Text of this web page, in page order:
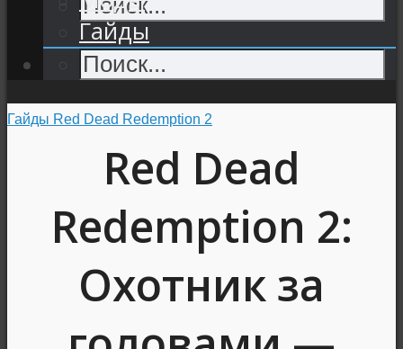
Гайды
Гайды Red Dead Redemption 2
Red Dead
Redemption 2:
Охотник за